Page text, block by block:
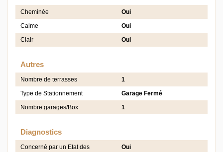
Cheminée
Oui
Calme
Oui
Clair
Oui
Autres
Nombre de terrasses
1
Type de Stationnement
Garage Fermé
Nombre garages/Box
1
Diagnostics
Concerné par un Etat des
Oui